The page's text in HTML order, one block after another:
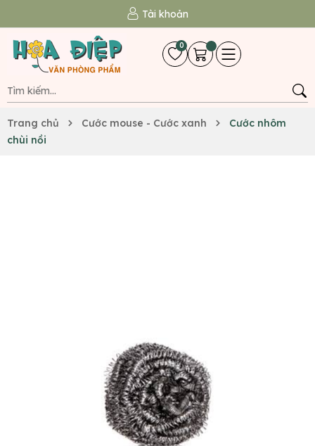
Tài khoản
0
Trang chủ Cước mouse - Cước xanh
Cước nhôm
chùi nồi